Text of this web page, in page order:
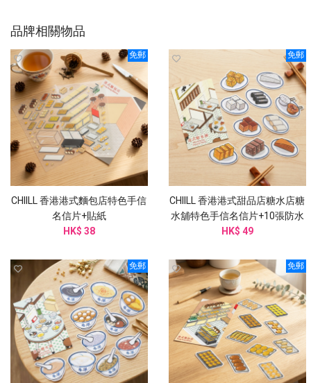
品牌相關物品
免郵
CHIILL 香港港式麵包店特色手信
名信片+貼紙
HK$ 38
免郵
CHIILL 香港港式甜品店糖水店糖
水舖特色手信名信片+10張防水
貼紙
HK$ 49
免郵 免郵